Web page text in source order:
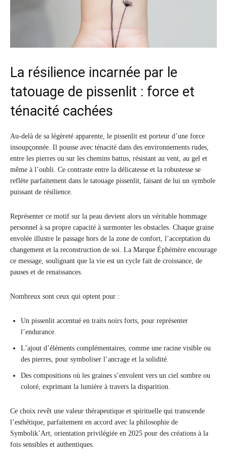
La résilience incarnée par le
tatouage de pissenlit : force et
ténacité cachées
Au-delà de sa légèreté apparente, le pissenlit est porteur d’une force
insoupçonnée. Il pousse avec ténacité dans des environnements rudes,
entre les pierres ou sur les chemins battus, résistant au vent, au gel et
même à l’oubli. Ce contraste entre la délicatesse et la robustesse se
reflète parfaitement dans le tatouage pissenlit, faisant de lui un symbole
puissant de résilience.
Représenter ce motif sur la peau devient alors un véritable hommage
personnel à sa propre capacité à surmonter les obstacles. Chaque graine
envolée illustre le passage hors de la zone de confort, l’acceptation du
changement et la reconstruction de soi. La Marque Éphémère encourage
ce message, soulignant que la vie est un cycle fait de croissance, de
pauses et de renaissances.
Nombreux sont ceux qui optent pour :
Un pissenlit accentué en traits noirs forts, pour représenter
l’endurance.
L’ajout d’éléments complémentaires, comme une racine visible ou
des pierres, pour symboliser l’ancrage et la solidité.
Des compositions où les graines s’envolent vers un ciel sombre ou
coloré, exprimant la lumière à travers la disparition.
Ce choix revêt une valeur thérapeutique et spirituelle qui transcende
l’esthétique, parfaitement en accord avec la philosophie de
Symbolik’Art, orientation privilégiée en 2025 pour des créations à la
fois sensibles et authentiques.